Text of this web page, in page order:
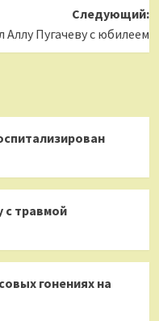
Следующий:
Пугачеву с юбилеем
с травмой
гонениях на